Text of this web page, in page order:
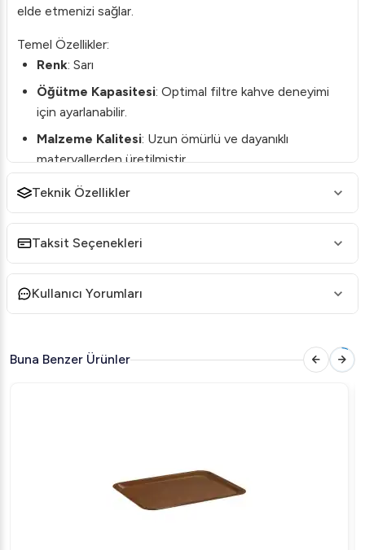
elde etmenizi sağlar.
Temel Özellikler:
Renk: Sarı
Öğütme Kapasitesi: Optimal filtre kahve deneyimi
için ayarlanabilir.
Malzeme Kalitesi: Uzun ömürlü ve dayanıklı
materyallerden üretilmiştir.
Boyutlar
: Kompakt dizaynı sayesinde her mutfağa
Mazzer Mini, ergonomik tasarımı ile kullanıcı dostu bir
deneyim sunar. Ses seviyesini minimumda tutarak, sabah
sistemleri ile herbiri taze ve lezzet dolu fincanlar elde
edin.
Teknik Özellikler
Taksit Seçenekleri
Kullanıcı Yorumları
Buna Benzer Ürünler